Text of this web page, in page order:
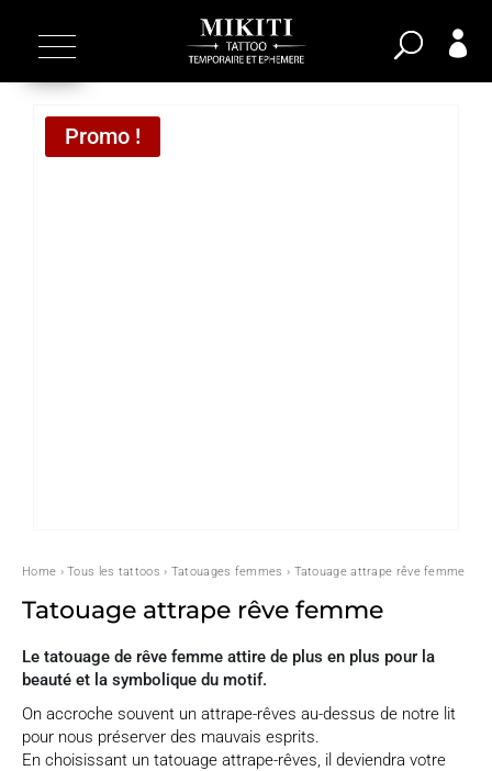

Promo !
Home ›Tous les tattoos › Tatouages femmes › Tatouage attrape rêve femme
Tatouage attrape rêve femme
Le tatouage de rêve femme attire de plus en plus pour la
beauté et la symbolique du motif.
On accroche souvent un attrape-rêves au-dessus de notre lit
pour nous préserver des mauvais esprits.
En choisissant un tatouage attrape-rêves, il deviendra votre